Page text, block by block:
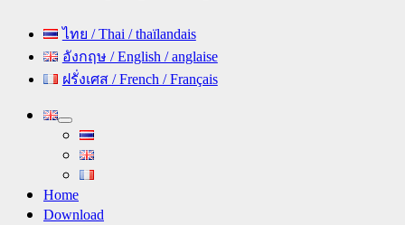
ไทย / Thai / thaïlandais
อังกฤษ / English / anglaise
ฝรั่งเศส / French / Français
Primary
Home
Download